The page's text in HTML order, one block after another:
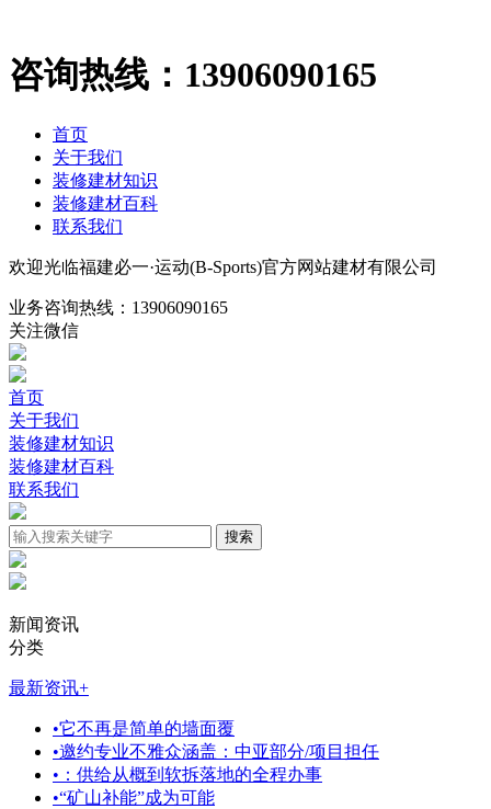
咨询热线： 13906090165
首页
关于我们
装修建材知识
装修建材百科
联系我们
欢迎光临福建必一·运动(B-Sports)官方网站建材有限公司
业务咨询热线： 13906090165
关注微信
首页
关于我们
装修建材知识
装修建材百科
联系我们
新闻资讯
分类
最新资讯+
•它不再是简单的墙面覆
•邀约专业不雅众涵盖：中亚部分/项目担任
• ：供给从概到软拆落地的全程办事
•“矿山补能”成为可能